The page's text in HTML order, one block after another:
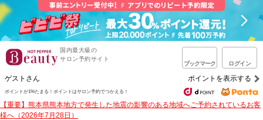
国内最大級の
サロン予約サイト
ブックマーク ログイン
ゲストさん ポイントを表示する
ポイントが1%たまる！ ポイントはサロン予約でつかえる！
【重要】熊本県熊本地方で発生した地震の影響のある地域へご予約されているお客
様へ（2026年7月28日）